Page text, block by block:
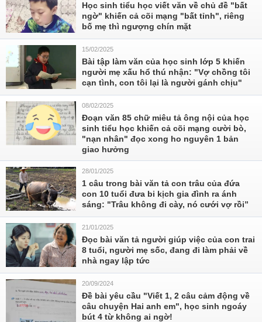
Học sinh tiểu học viết văn về chủ đề "bất
ngờ" khiến cả cõi mạng "bất tỉnh", riêng
bố mẹ thì ngượng chín mặt
15/02/2025
Bài tập làm văn của học sinh lớp 5 khiến
người mẹ xấu hổ thú nhận: "Vợ chồng tôi
cạn tình, con tôi lại là người gánh chịu"
08/02/2025
Đoạn văn 85 chữ miêu tả ông nội của học
sinh tiểu học khiến cả cõi mạng cười bò,
"nạn nhân" đọc xong ho nguyên 1 bản
giao hưởng
28/01/2025
1 câu trong bài văn tả con trâu của đứa
con 10 tuổi đưa bi kịch gia đình ra ánh
sáng: "Trâu không đi cày, nó cưới vợ rồi”
21/01/2025
Đọc bài văn tả người giúp việc của con trai
8 tuổi, người mẹ sốc, đang đi làm phải về
nhà ngay lập tức
20/09/2024
Đề bài yêu cầu "Viết 1, 2 câu cảm động về
câu chuyện Hai anh em", học sinh ngoáy
bút 4 từ không ai ngờ!